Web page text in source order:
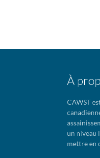
À
CAWST
un niveau
mettre en